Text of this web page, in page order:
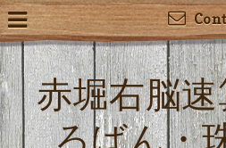
赤堀右脳
ろばん・